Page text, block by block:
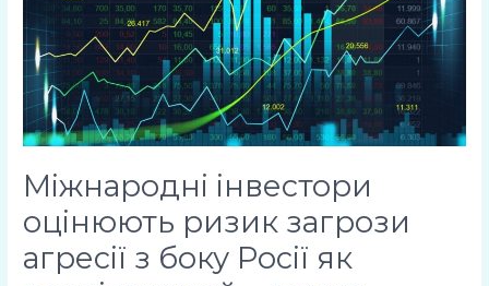
Міжнародні інвестори
оцінюють ризик загрози
агресії з боку Росії як
загрози
агресії
з
боку
Росії
як
–
думка
аналітиків
Concorde